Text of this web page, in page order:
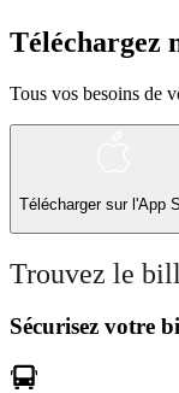
Téléchargez
Tous vos besoins de
Télécharger sur l'App
Trouvez le
Sécurisez votre